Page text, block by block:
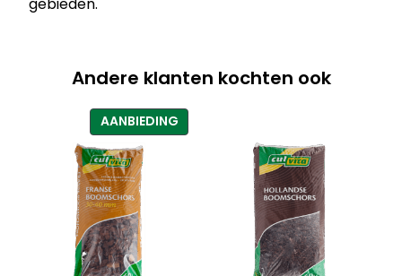
Andere klanten kochten ook
AANBIEDINGPRODUCT
IN
UITVERKOOP